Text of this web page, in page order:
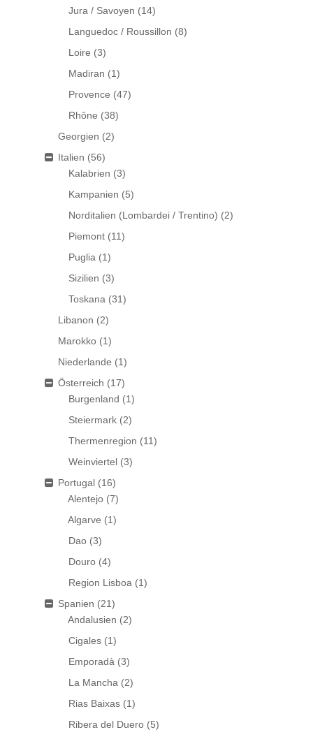
Jura / Savoyen (14)
Languedoc / Roussillon (8)
Loire (3)
Madiran (1)
Provence (47)
Rhône (38)
Georgien (2)
Italien (56)
Kalabrien (3)
Kampanien (5)
Norditalien (Lombardei / Trentino) (2)
Piemont (11)
Puglia (1)
Sizilien (3)
Toskana (31)
Libanon (2)
Marokko (1)
Niederlande (1)
Österreich (17)
Burgenland (1)
Steiermark (2)
Thermenregion (11)
Weinviertel (3)
Portugal (16)
Alentejo (7)
Algarve (1)
Dao (3)
Douro (4)
Region Lisboa (1)
Spanien (21)
Andalusien (2)
Cigales (1)
Emporadà (3)
La Mancha (2)
Rias Baixas (1)
Ribera del Duero (5)